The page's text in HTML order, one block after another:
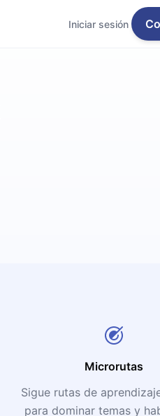
Iniciar sesión
Microrutas
Sigue rutas de
para dominar temas y